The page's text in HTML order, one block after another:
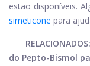
estão disponíveis.
simeticone para
do Pepto-Bismol